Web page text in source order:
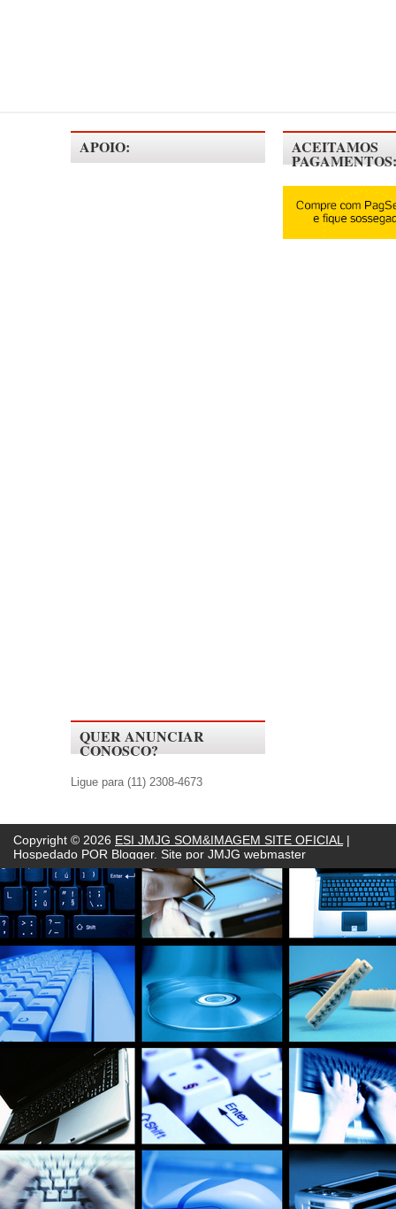
APOIO:
QUER ANUNCIAR
CONOSCO?
Ligue para (11) 2308-4673
ACEITAMOS
PAGAMENTOS:
Copyright © 2026 ESI JMJG SOM&IMAGEM SITE OFICIAL |
Hospedado POR Blogger. Site por JMJG webmaster